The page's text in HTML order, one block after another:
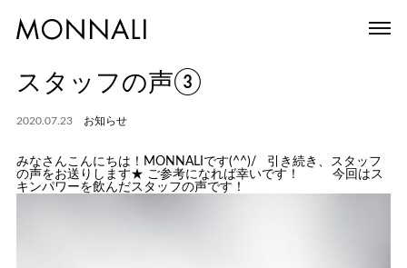
スタッフの声③
2020.07.23 お知らせ
みなさんこんにちは！MONNALIです(^^)/ 引き続き、スタッフ
の声をお送りします★ ご参考になれば幸いです！ 今回はス
キンパワーを飲んだスタッフの声です！